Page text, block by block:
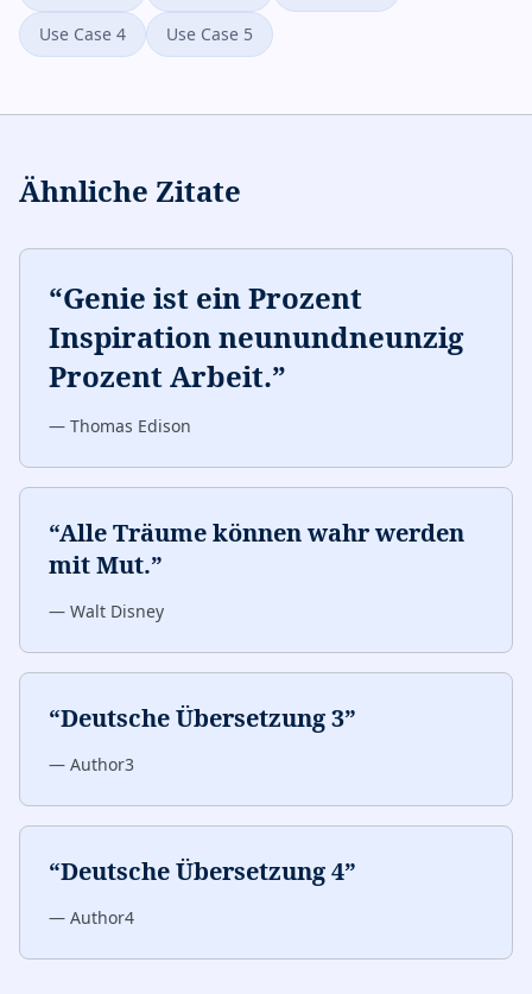
Use Case 4
Use Case 5
Ähnliche Zitate
“Genie ist ein Prozent
Inspiration neunundneunzig
Prozent Arbeit.”
— Thomas Edison
“Alle Träume können wahr werden
mit Mut.”
— Walt Disney
“Deutsche Übersetzung 3”
— Author3
“Deutsche Übersetzung 4”
— Author4